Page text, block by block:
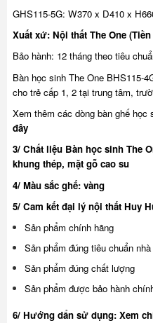
GHS115-5G: W370 x D410 x
Xuất xứ: Nội thất The One
Bảo hành: 12 tháng theo tiêu
Bàn học sinh The One BHS115-
cho trẻ cấp 1, 2 tại trung tâm,
Xem thêm các dòng bàn ghế
đây
3/ Chất liệu Bàn học sinh The
khung thép, mặt gỗ cao su
4/ Màu sắc ghế: vàng
5/ Cam kết đại lý nội thất Huy
Sản phẩm chính hãng
Sản phẩm đúng tiêu chuẩn
Sản phẩm đúng chất lượng
Sản phẩm được bảo hành
6/ Hướng dẩn sử dụng: Xem